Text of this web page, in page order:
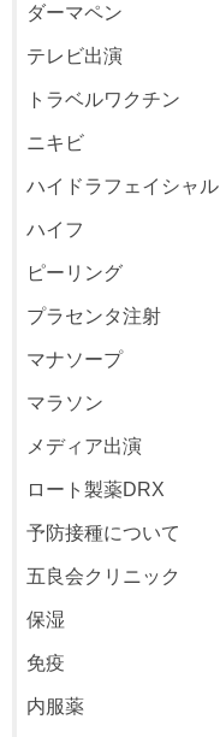
ダーマペン
テレビ出演
トラベルワクチン
ニキビ
ハイドラフェイシャル
ハイフ
ピーリング
プラセンタ注射
マナソープ
マラソン
メディア出演
ロート製薬DRX
予防接種について
五良会クリニック
保湿
免疫
内服薬